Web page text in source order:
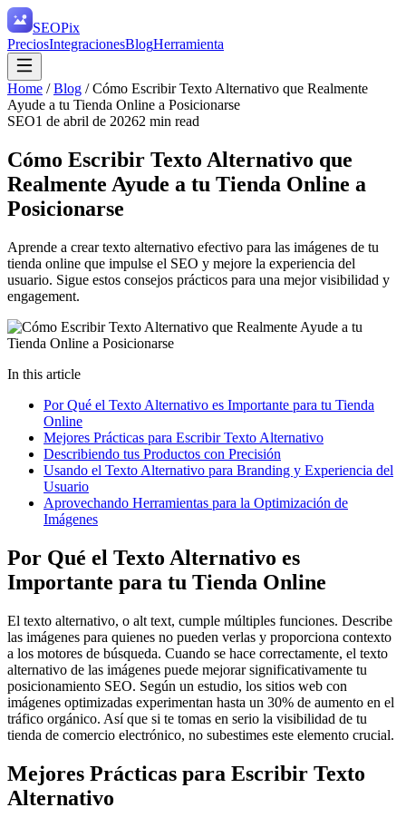
SEOPix
PreciosIntegracionesBlogHerramienta
Home /Blog /Cómo Escribir Texto Alternativo que Realmente
Ayude a tu Tienda Online a Posicionarse
SEO1 de abril de 20262 min read
Cómo Escribir Texto Alternativo que
Realmente Ayude a tu Tienda Online a
Posicionarse
Aprende a crear texto alternativo efectivo para las imágenes de tu
tienda online que impulse el SEO y mejore la experiencia del
usuario. Sigue estos consejos prácticos para una mejor visibilidad y
engagement.
In this article
Por Qué el Texto Alternativo es Importante para tu Tienda
Online
Mejores Prácticas para Escribir Texto Alternativo
Describiendo tus Productos con Precisión
Usando el Texto Alternativo para Branding y Experiencia del
Usuario
Aprovechando Herramientas para la Optimización de
Imágenes
Por Qué el Texto Alternativo es
Importante para tu Tienda Online
El texto alternativo, o alt text, cumple múltiples funciones. Describe
las imágenes para quienes no pueden verlas y proporciona contexto
a los motores de búsqueda. Cuando se hace correctamente, el texto
alternativo de las imágenes puede mejorar significativamente tu
posicionamiento SEO. Según un estudio, los sitios web con
imágenes optimizadas experimentan hasta un 30% de aumento en el
tráfico orgánico. Así que si te tomas en serio la visibilidad de tu
tienda de comercio electrónico, no subestimes este elemento crucial.
Mejores Prácticas para Escribir Texto
Alternativo